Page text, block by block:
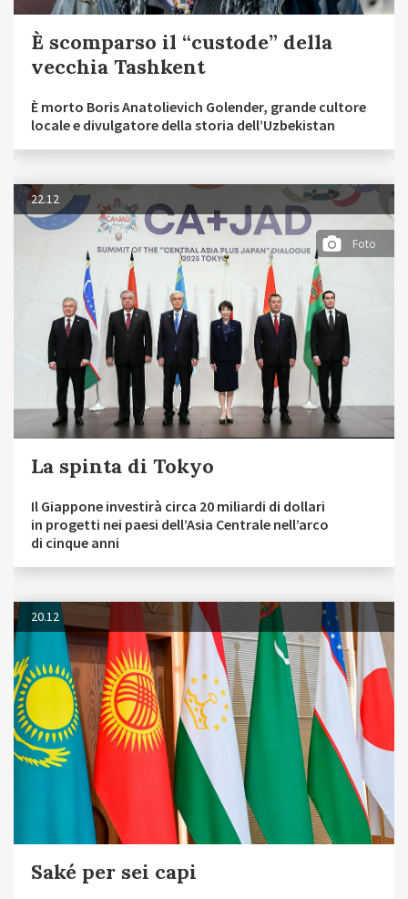
È scomparso il “custode” della
vecchia Tashkent
È morto Boris Anatolievich Golender, grande cultore
locale e divulgatore della storia dell’Uzbekistan
22.12
Foto
La spinta di Tokyo
Il Giappone investirà circa 20 miliardi di dollari
in progetti nei paesi dell’Asia Centrale nell’arco
di cinque anni
20.12
Saké per sei capi